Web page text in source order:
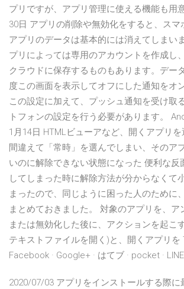
プリですが、アプリ管理に使える機能も用
30日 アプリの削除や無効化をすると、スマ
アプリのデータは基本的には消えてしまい
プリによっては専用のアカウントを作成し
クラウドに保存するものもあります。デー
度この画面を表示してオフにした通知をオ
この設定に加えて、プッシュ通知を受け取
トフォンの設定を行う必要があります。
1月14日 HTMLビューアなど、開くアプリを
間違えて「常時」を選んでしまい、そのア
いのに解除できない状態になった 便利な反
してしまった時に解除方法が分からなくて
まったので、同じように困った人のために
まとめておきました。 対象のアプリを、ア
または無効化した後に、アクションを起こ
テキストファイルを開く)と、開くアプリを
Facebook · Google+ · はてブ · pocket · LINE
2020/07/03 アプリをインストールする際に